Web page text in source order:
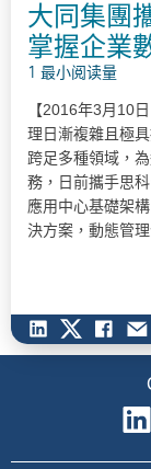
大同集團
掌握企業
1 最小阅读量
【2016年3月10
理日漸複雜且極
跨足多種領域，
務，日前攜手思
應用中心基礎架
決方案，動態管
微電網、太陽能
應用。為提供給
至統一平台上，